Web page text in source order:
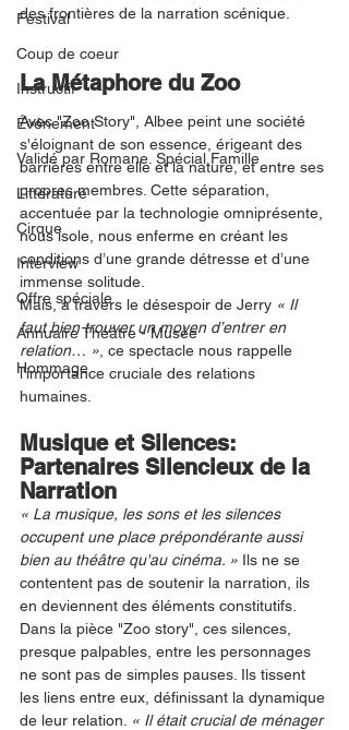
Festival
Coup de coeur
Instructif
Événement
Validé par Romane. Spécial Famille
Littérature
Cirque
Interview
Offre spéciale
Annuaire Théâtre - Musée
Hommage
des frontières de la narration scénique.
La Métaphore du Zoo
Avec "Zoo Story", Albee peint une société
s'éloignant de son essence, érigeant des
barrières entre elle et la nature, et entre ses
propres membres. Cette séparation,
accentuée par la technologie omniprésente,
nous isole, nous enferme en créant les
conditions d’une grande détresse et d’une
immense solitude.
Mais, à travers le désespoir de Jerry « Il
faut bien trouver un moyen d’entrer en
relation… » , ce spectacle nous rappelle
l'importance cruciale des relations
humaines.
Musique et Silences:
Partenaires Silencieux de la
Narration
« La musique, les sons et les silences
occupent une place prépondérante aussi
bien au théâtre qu'au cinéma. » Ils ne se
contentent pas de soutenir la narration, ils
en deviennent des éléments constitutifs.
Dans la pièce "Zoo story", ces silences,
presque palpables, entre les personnages
ne sont pas de simples pauses. Ils tissent
les liens entre eux, définissant la dynamique
de leur relation.
« Il était crucial de ménager